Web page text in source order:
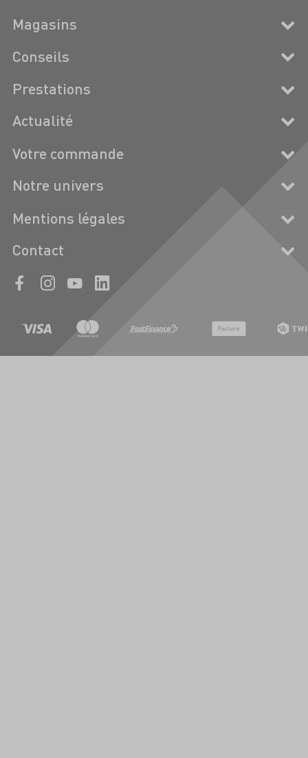
Magasins
Conseils
Prestations
Actualité
Votre commande
Notre univers
Mentions légales
Contact